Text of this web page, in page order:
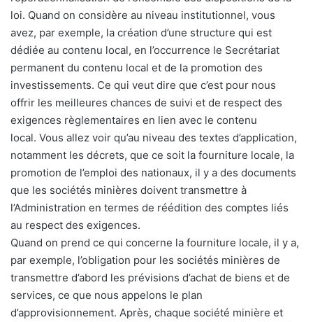
loi. Quand on considère au niveau institutionnel, vous
avez, par exemple, la création d’une structure qui est
dédiée au contenu local, en l’occurrence le Secrétariat
permanent du contenu local et de la promotion des
investissements. Ce qui veut dire que c’est pour nous
offrir les meilleures chances de suivi et de respect des
exigences règlementaires en lien avec le contenu
local. Vous allez voir qu’au niveau des textes d’application,
notamment les décrets, que ce soit la fourniture locale, la
promotion de l’emploi des nationaux, il y a des documents
que les sociétés minières doivent transmettre à
l’Administration en termes de réédition des comptes liés
au respect des exigences.
Quand on prend ce qui concerne la fourniture locale, il y a,
par exemple, l’obligation pour les sociétés minières de
transmettre d’abord les prévisions d’achat de biens et de
services, ce que nous appelons le plan
d’approvisionnement. Après, chaque société minière et